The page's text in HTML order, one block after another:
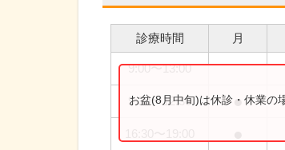
診療時間 月
9:00〜13:00
9:30〜12:30 ●
お盆(8月中旬)は休診・休業の